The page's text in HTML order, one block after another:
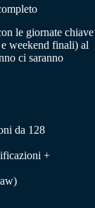
le giornate chiave
weekend finali) al
ci saranno
da 128
+